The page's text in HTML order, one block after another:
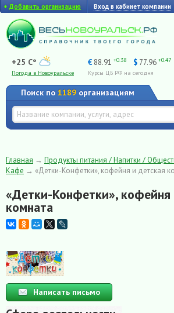
+ Добавить организацию Вход в кабинет компании
+25 C°
Погода в Новоуральске
€ 88.91 +0.38 $ 77.96 +0.47
Курсы ЦБ РФ на сегодня
Поиск по 1189 организациям
Главная → Продукты питания / Напитки /
Кафе → «Детки-Конфетки», кофейня и детская
«Детки-Конфетки», кофейня
комната
Написать письмо